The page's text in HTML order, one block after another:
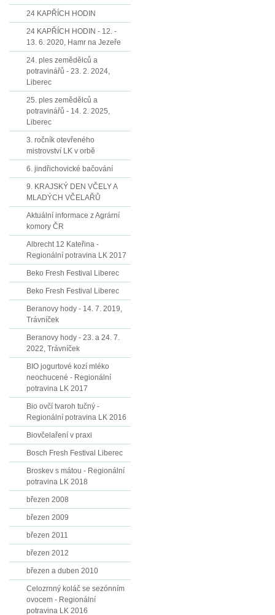
24 KAPŘÍCH HODIN
24 KAPŘÍCH HODIN - 12. -
13. 6. 2020, Hamr na Jezeře
24. ples zemědělců a
potravinářů - 23. 2. 2024,
Liberec
25. ples zemědělců a
potravinářů - 14. 2. 2025,
Liberec
3. ročník otevřeného
mistrovství LK v orbě
6. jindřichovické bačování
9. KRAJSKÝ DEN VČELY A
MLADÝCH VČELAŘŮ
Aktuální informace z Agrární
komory ČR
Albrecht 12 Kateřina -
Regionální potravina LK 2017
Beko Fresh Festival Liberec
Beko Fresh Festival Liberec
Beranovy hody - 14. 7. 2019,
Trávníček
Beranovy hody - 23. a 24. 7.
2022, Trávníček
BIO jogurtové kozí mléko
neochucené - Regionální
potravina LK 2017
Bio ovčí tvaroh tučný -
Regionální potravina LK 2016
Biovčelaření v praxi
Bosch Fresh Festival Liberec
Broskev s mátou - Regionální
potravina LK 2018
březen 2008
březen 2009
březen 2011
březen 2012
březen a duben 2010
Celozrnný koláč se sezónním
ovocem - Regionální
potravina LK 2016